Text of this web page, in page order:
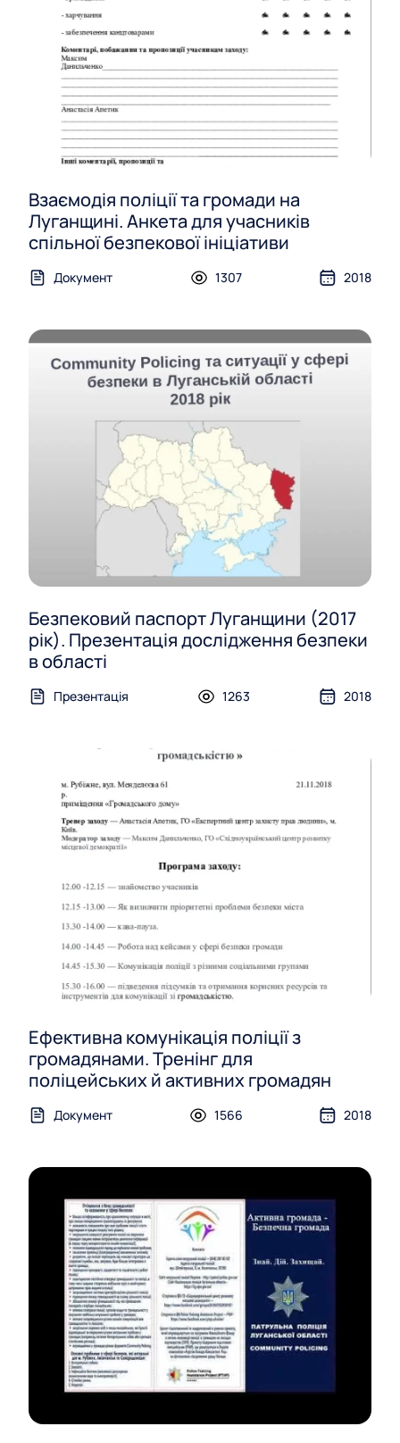
Взаємодія поліції та громади на
Луганщині. Анкета для учасників
спільної безпекової ініціативи
Документ 1307 2018
Безпековий паспорт Луганщини (2017
рік). Презентація дослідження безпеки
в області
Презентація 1263 2018
Ефективна комунікація поліції з
громадянами. Тренінг для
поліцейських й активних громадян
Документ 1566 2018